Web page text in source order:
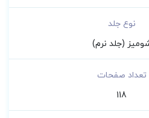
نوع جلد
(جلد نرم)
تعداد صفحات
118